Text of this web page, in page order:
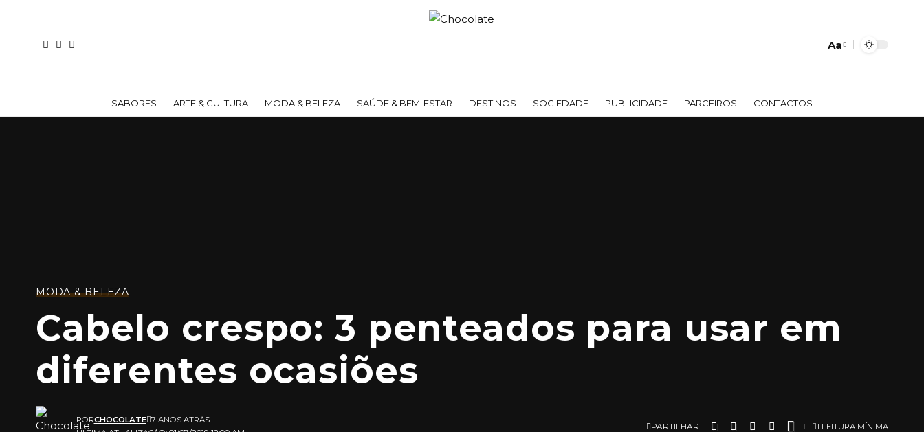
Font
Aa
SABORES ARTE & CULTURA MODA & BELEZA SAÚDE & BEM-ESTAR DESTINOS SOCIEDADE PUBLICIDADE PARCEIROS CONTACTOS
MODA & BELEZA
Cabelo crespo: 3 penteados para usar em
diferentes ocasiões
PORCHOCOLATE 7 ANOS ATRÁS
PARTILHAR 1 LEITURA MÍNIMA